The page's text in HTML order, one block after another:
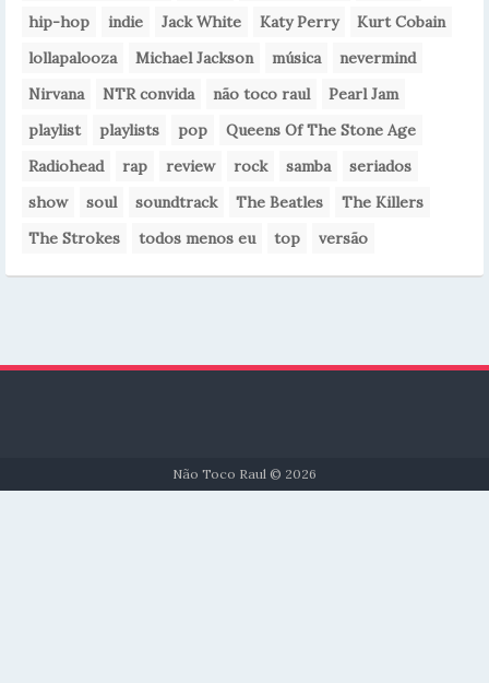
hip-hop
indie Jack White Katy Perry
Kurt Cobain
lollapalooza
Michael Jackson música
nevermind
Nirvana
NTR convida não toco raul
Pearl Jam
playlist
playlists pop
Queens Of The Stone Age
Radiohead
rap review rock samba
seriados
show
soul soundtrack The Beatles
The Killers
The Strokes
todos menos eu top versão
Não Toco Raul © 2026